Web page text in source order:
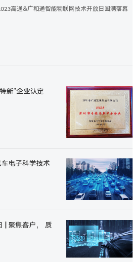
高通&广和通智能物联网技术开放日圆满落幕
新”企业认定
电子科学技术
| 聚焦客户， 质